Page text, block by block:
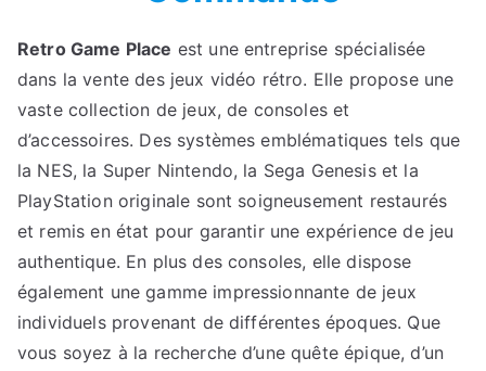
Retro Game Place est une entreprise spécialisée
dans la vente des jeux vidéo rétro. Elle propose une
vaste collection de jeux, de consoles et
d’accessoires. Des systèmes emblématiques tels que
la NES, la Super Nintendo, la Sega Genesis et la
PlayStation originale sont soigneusement restaurés
et remis en état pour garantir une expérience de jeu
authentique. En plus des consoles, elle dispose
également une gamme impressionnante de jeux
individuels provenant de différentes époques. Que
vous soyez à la recherche d’une quête épique, d’un